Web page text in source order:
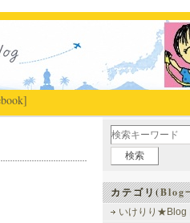
カテゴリ(Blog
いけりり★Blog